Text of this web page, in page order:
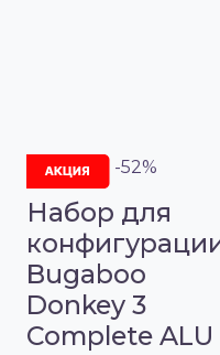
-52%
Набор для
Bugaboo
Donkey 3
Complete ALU